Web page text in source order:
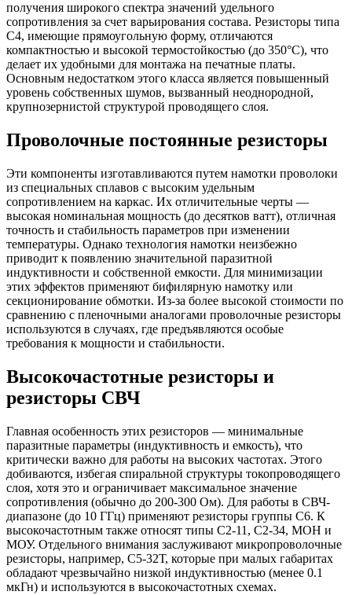
получения широкого спектра значений удельного
сопротивления за счет варьирования состава. Резисторы типа
С4, имеющие прямоугольную форму, отличаются
компактностью и высокой термостойкостью (до 350°C), что
делает их удобными для монтажа на печатные платы.
Основным недостатком этого класса является повышенный
уровень собственных шумов, вызванный неоднородной,
крупнозернистой структурой проводящего слоя.
Проволочные постоянные резисторы
Эти компоненты изготавливаются путем намотки проволоки
из специальных сплавов с высоким удельным
сопротивлением на каркас. Их отличительные черты —
высокая номинальная мощность (до десятков ватт), отличная
точность и стабильность параметров при изменении
температуры. Однако технология намотки неизбежно
приводит к появлению значительной паразитной
индуктивности и собственной емкости. Для минимизации
этих эффектов применяют бифилярную намотку или
секционирование обмотки. Из-за более высокой стоимости по
сравнению с пленочными аналогами проволочные резисторы
используются в случаях, где предъявляются особые
требования к мощности и стабильности.
Высокочастотные резисторы и
резисторы СВЧ
Главная особенность этих резисторов — минимальные
паразитные параметры (индуктивность и емкость), что
критически важно для работы на высоких частотах. Этого
добиваются, избегая спиральной структуры токопроводящего
слоя, хотя это и ограничивает максимальное значение
сопротивления (обычно до 200-300 Ом). Для работы в СВЧ-
диапазоне (до 10 ГГц) применяют резисторы группы С6. К
высокочастотным также относят типы С2-11, С2-34, МОН и
МОУ. Отдельного внимания заслуживают микропроволочные
резисторы, например, С5-32Т, которые при малых габаритах
обладают чрезвычайно низкой индуктивностью (менее 0.1
мкГн) и используются в высокочастотных схемах.